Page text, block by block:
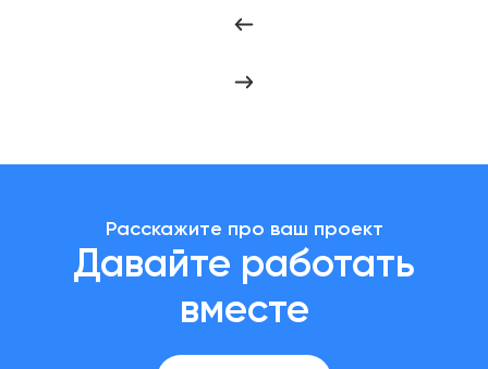
Расскажите про ваш проект
Давайте работать
вместе